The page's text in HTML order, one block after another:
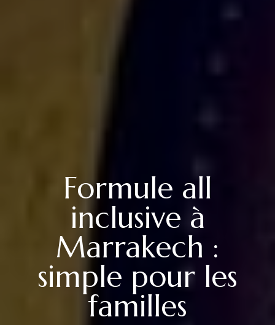
Formule all
inclusive à
Marrakech :
simple pour les
familles